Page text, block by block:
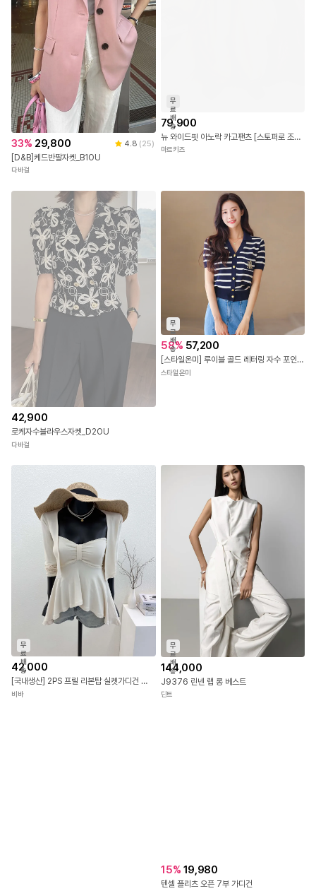
33% 29,800 4.8 (25)
[D&B]케드반팔자켓_B1OU
다바걸
무
료
배
송
79,900
뉴 와이드핏 아노락 카고팬츠 [스토퍼로 조거팬츠]
마르키즈
42,900
로케자수블라우스자켓_D2OU
다바걸
무
료
배
송
58% 57,200
[스타일온미] 루이블 골드 레터링 자수 포인트 스트라이프 카라 니트 가디건
스타일온미
무
료
배
송
42,000
[국내생산] 2PS 프릴 리본탑 실켓가디건 세트 26SS
비바
무
료
배
송
144,000
J9376 린넨 랩 롱 베스트
딘트
15% 19,980
텐셀 플리츠 오픈 7부 가디건